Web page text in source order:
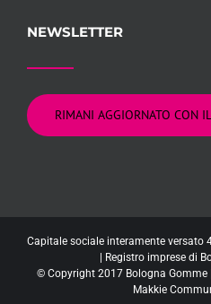
NEWSLETTER
RIMANI AGGIORNATO CON
Capitale sociale interamente versato
| Registro imprese di
© Copyright 2017 Bologna Gomme |
Makkie